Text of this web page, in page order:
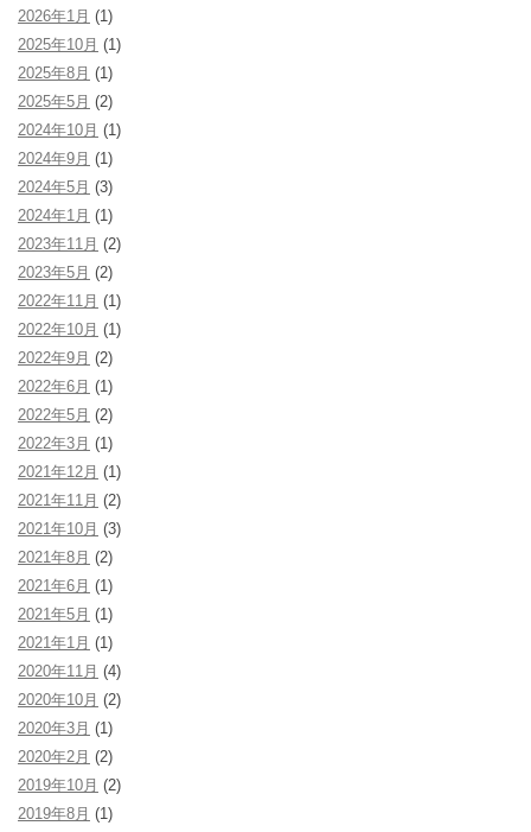
2026年1月 (1)
2025年10月 (1)
2025年8月 (1)
2025年5月 (2)
2024年10月 (1)
2024年9月 (1)
2024年5月 (3)
2024年1月 (1)
2023年11月 (2)
2023年5月 (2)
2022年11月 (1)
2022年10月 (1)
2022年9月 (2)
2022年6月 (1)
2022年5月 (2)
2022年3月 (1)
2021年12月 (1)
2021年11月 (2)
2021年10月 (3)
2021年8月 (2)
2021年6月 (1)
2021年5月 (1)
2021年1月 (1)
2020年11月 (4)
2020年10月 (2)
2020年3月 (1)
2020年2月 (2)
2019年10月 (2)
2019年8月 (1)